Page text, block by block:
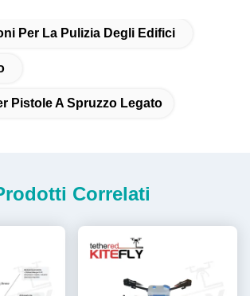
Per La Pulizia Degli Edifici
Pistole A Spruzzo Legato
Correlati